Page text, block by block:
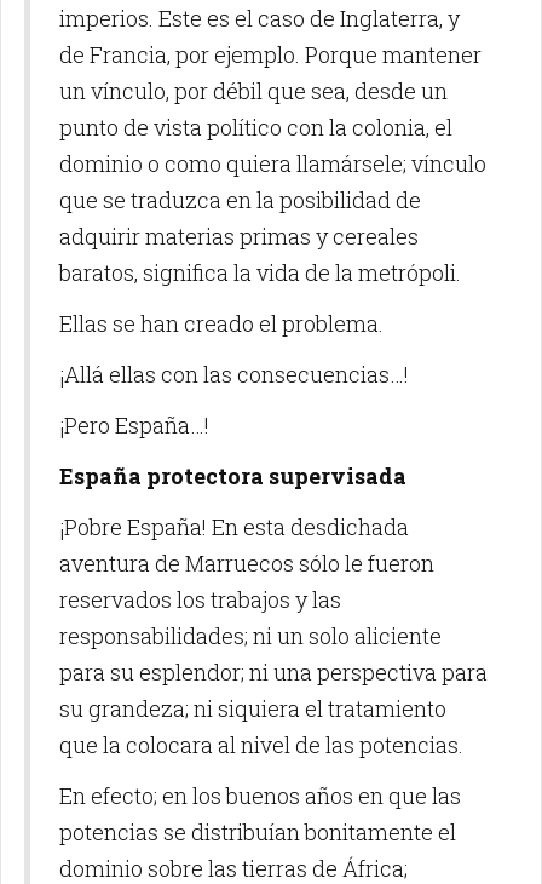
imperios. Este es el caso de Inglaterra, y
de Francia, por ejemplo. Porque mantener
un vínculo, por débil que sea, desde un
punto de vista político con la colonia, el
dominio o como quiera llamársele; vínculo
que se traduzca en la posibilidad de
adquirir materias primas y cereales
baratos, significa la vida de la metrópoli.
Ellas se han creado el problema.
¡Allá ellas con las consecuencias…!
¡Pero España…!
España protectora supervisada
¡Pobre España! En esta desdichada
aventura de Marruecos sólo le fueron
reservados los trabajos y las
responsabilidades; ni un solo aliciente
para su esplendor; ni una perspectiva para
su grandeza; ni siquiera el tratamiento
que la colocara al nivel de las potencias.
En efecto; en los buenos años en que las
potencias se distribuían bonitamente el
dominio sobre las tierras de África;